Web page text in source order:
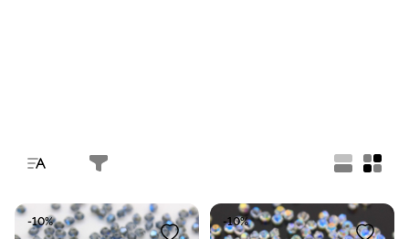
-10% -10%